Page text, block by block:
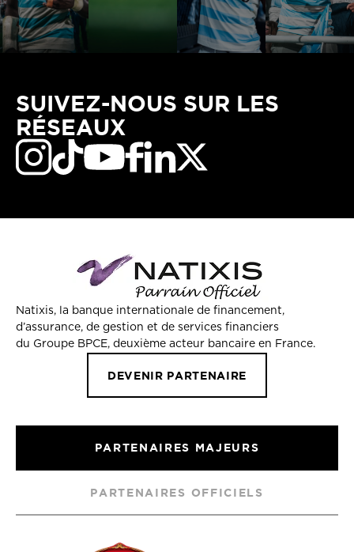
SUIVEZ-NOUS SUR LES
RÉSEAUX
Natixis, la banque internationale de financement,
d’assurance, de gestion et de services financiers
du Groupe BPCE, deuxième acteur bancaire en France.
DEVENIR PARTENAIRE
PARTENAIRES MAJEURS
PARTENAIRES OFFICIELS